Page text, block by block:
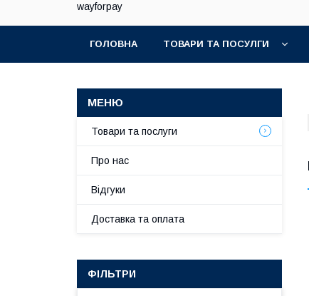
wayforpay
ГОЛОВНА ТОВАРИ ТА ПОСУЛГИ
Товари та послуги
Про нас
Відгуки
Доставка та оплата
ФІЛЬТРИ